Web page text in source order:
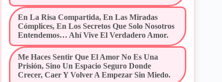
En La Risa Compartida, En Las Miradas
Cómplices, En Los Secretos Que Solo Nosotros
Entendemos… Ahí Vive El Verdadero Amor.
Me Haces Sentir Que El Amor No Es Una
Prisión, Sino Un Espacio Seguro Donde
Crecer, Caer Y Volver A Empezar Sin Miedo.